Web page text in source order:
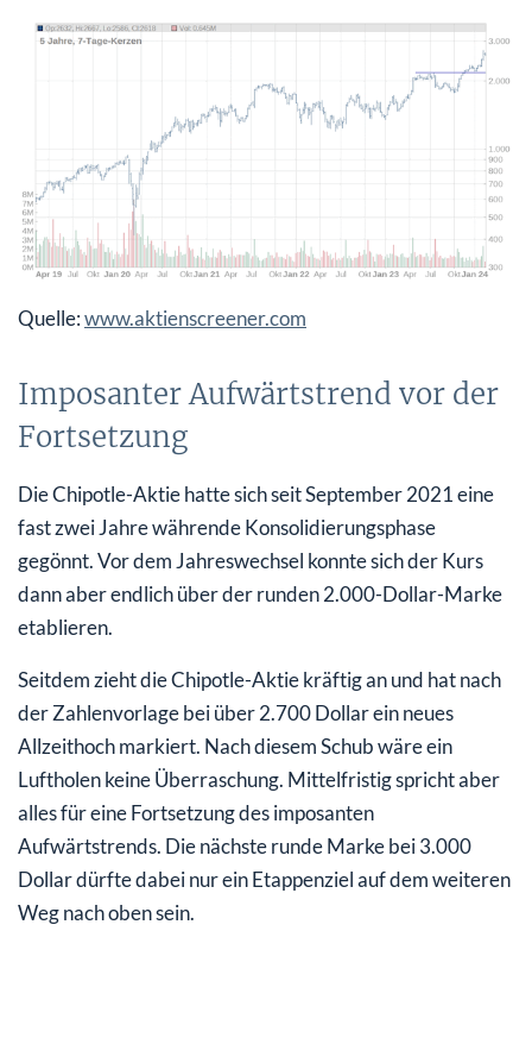
Quelle:www.aktienscreener.com
Imposanter Aufwärtstrend vor der
Fortsetzung
Die Chipotle-Aktie hatte sich seit September 2021 eine
fast zwei Jahre währende Konsolidierungsphase
gegönnt. Vor dem Jahreswechsel konnte sich der Kurs
dann aber endlich über der runden 2.000-Dollar-Marke
etablieren.
Seitdem zieht die Chipotle-Aktie kräftig an und hat nach
der Zahlenvorlage bei über 2.700 Dollar ein neues
Allzeithoch markiert. Nach diesem Schub wäre ein
Luftholen keine Überraschung. Mittelfristig spricht aber
alles für eine Fortsetzung des imposanten
Aufwärtstrends. Die nächste runde Marke bei 3.000
Dollar dürfte dabei nur ein Etappenziel auf dem weiteren
Weg nach oben sein.